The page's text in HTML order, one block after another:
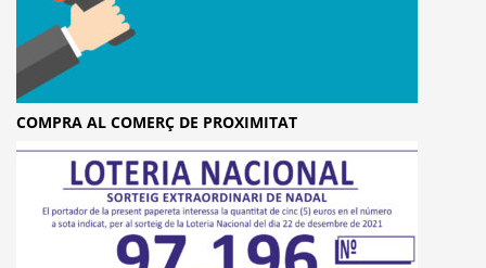
COMPRA AL COMERÇ DE PROXIMITAT